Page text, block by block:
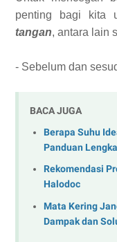
penting bagi kita
tangan, antara lain
- Sebelum dan
BACA JUGA
Berapa Suhu
Panduan
Rekomendasi
Halodoc
Mata Kering
Dampak dan